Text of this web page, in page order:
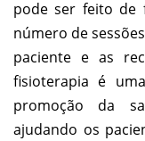
pode ser feito de
número de
paciente e as
fisioterapia é
promoção da
ajudando os